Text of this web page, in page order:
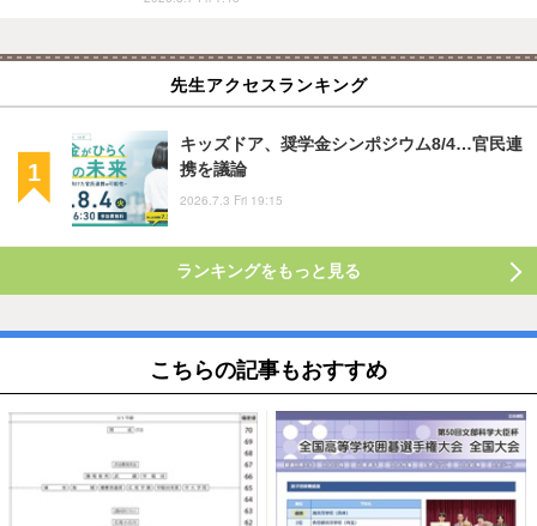
先生アクセスランキング
キッズドア、奨学金シンポジウム8/4…官民連
携を議論
2026.7.3 Fri 19:15
ランキングをもっと見る
こちらの記事もおすすめ